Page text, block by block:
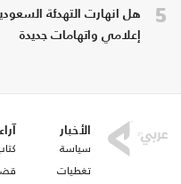
5
هل انهارت التهدئة
إعلامي واتهامات جديدة
الأخبار
سياسة
تغطيات
آراء